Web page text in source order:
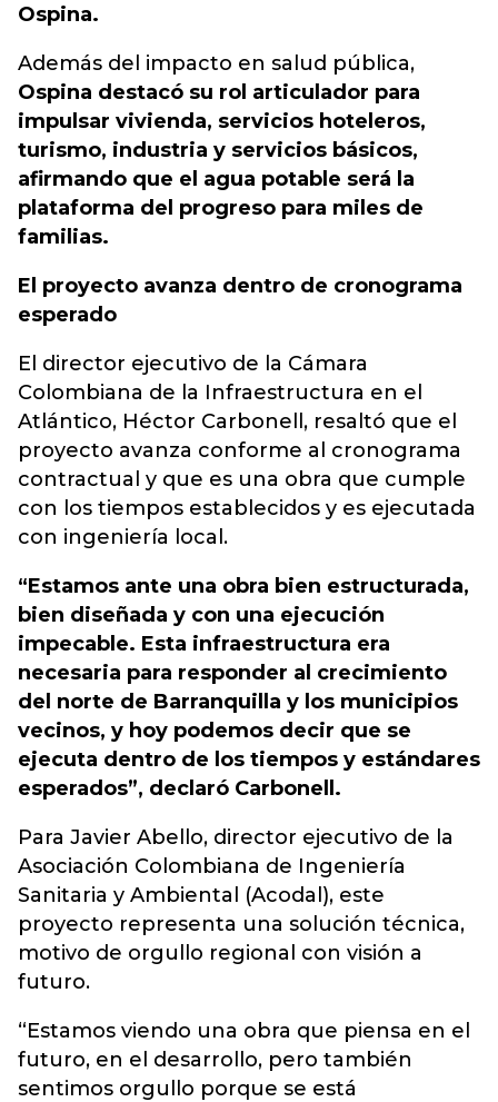
Ospina.
Además del impacto en salud pública,
Ospina destacó su rol articulador para
impulsar vivienda, servicios hoteleros,
turismo, industria y servicios básicos,
afirmando que el agua potable será la
plataforma del progreso para miles de
familias.
El proyecto avanza dentro de cronograma
esperado
El director ejecutivo de la Cámara
Colombiana de la Infraestructura en el
Atlántico, Héctor Carbonell, resaltó que el
proyecto avanza conforme al cronograma
contractual y que es una obra que cumple
con los tiempos establecidos y es ejecutada
con ingeniería local.
“Estamos ante una obra bien estructurada,
bien diseñada y con una ejecución
impecable. Esta infraestructura era
necesaria para responder al crecimiento
del norte de Barranquilla y los municipios
vecinos, y hoy podemos decir que se
ejecuta dentro de los tiempos y estándares
esperados”, declaró Carbonell.
Para Javier Abello, director ejecutivo de la
Asociación Colombiana de Ingeniería
Sanitaria y Ambiental (Acodal), este
proyecto representa una solución técnica,
motivo de orgullo regional con visión a
futuro.
“Estamos viendo una obra que piensa en el
futuro, en el desarrollo, pero también
sentimos orgullo porque se está